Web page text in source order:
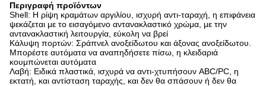
Περιγραφή προϊόντων
Shell: Η ρίψη κραμάτων αργιλίου, ισχυρή αντι-ταραχή, η επιφάνεια
ψεκάζεται με το εισαγόμενο αντανακλαστικό χρώμα, με την
αντανακλαστική λειτουργία, εύκολη να βρεί
Κάλυψη πορτών: Σράπνελ ανοξείδωτου και άξονας ανοξείδωτου.
Μπορέστε αυτόματα να αναπηδήσετε πίσω, η κλειδαριά
κουμπώνεται αυτόματα
Λαβή: Ειδικά πλαστικά, ισχυρά να αντι-χτυπήσουν ABC/PC, η
εκτατή, και αντίσταση ταραχής, και δεν θα σπάσουν ή δεν θα